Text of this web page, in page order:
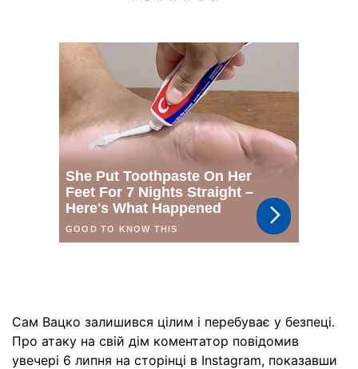
Сам Вацко залишився цілим і перебуває у безпеці.
Про атаку на свій дім коментатор повідомив
увечері 6 липня на сторінці в Instagram, показавши